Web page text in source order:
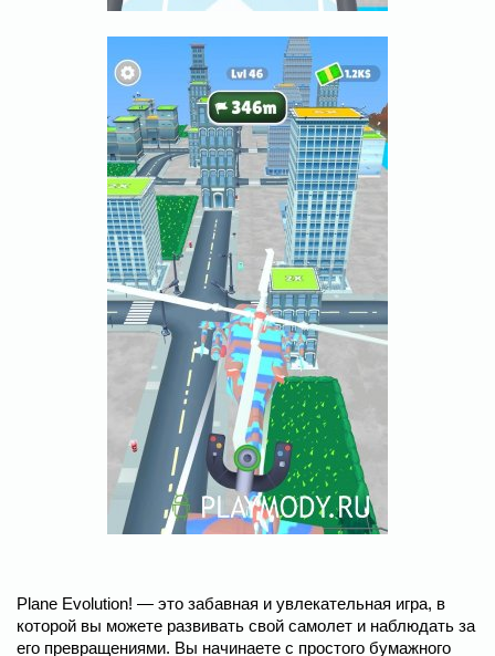
Plane Evolution! — это забавная и увлекательная игра, в
которой вы можете развивать свой самолет и наблюдать за
его превращениями. Вы начинаете с простого бумажного